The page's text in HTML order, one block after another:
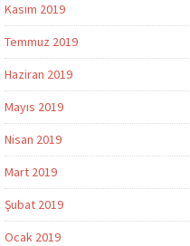
Kasım 2019
Temmuz 2019
Haziran 2019
Mayıs 2019
Nisan 2019
Mart 2019
Şubat 2019
Ocak 2019